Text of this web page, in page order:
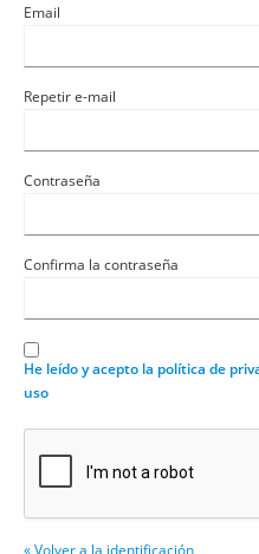
Email
Repetir e-mail
Contraseña
Confirma la contraseña
He leído y acepto la política de
uso
« Volver a la identificación